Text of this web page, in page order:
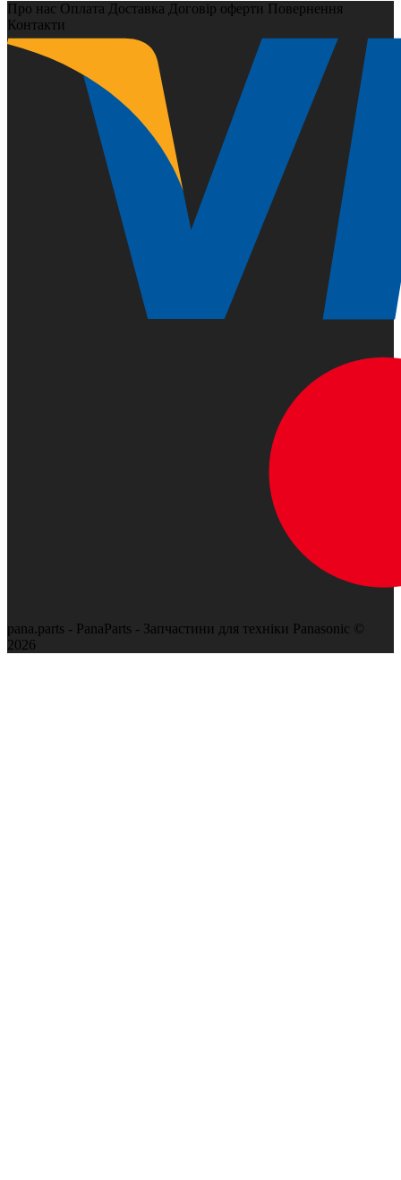
Про нас Оплата Доставка Договір оферти Повернення
Контакти
pana.parts - PanaParts - Запчастини для техніки Panasonic ©
2026